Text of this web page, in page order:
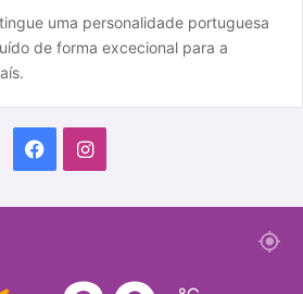
uma personalidade portuguesa
de forma excecional para a
I
t